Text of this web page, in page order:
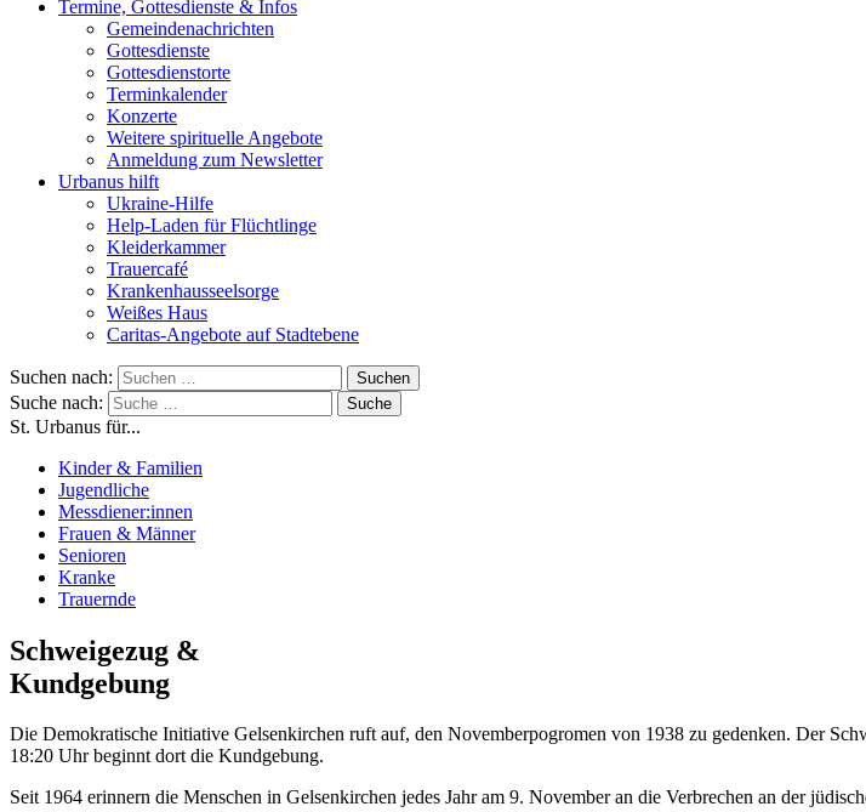
Termine, Gottesdienste & Infos
Gemeindenachrichten
Gottesdienste
Gottesdienstorte
Terminkalender
Konzerte
Weitere spirituelle Angebote
Anmeldung zum Newsletter
Urbanus hilft
Ukraine-Hilfe
Help-Laden für Flüchtlinge
Kleiderkammer
Trauercafé
Krankenhausseelsorge
Weißes Haus
Caritas-Angebote auf Stadtebene
Suchen nach:
Suche nach:
St. Urbanus für...
Kinder & Familien
Jugendliche
Messdiener:innen
Frauen & Männer
Senioren
Kranke
Trauernde
Schweigezug &
Kundgebung
Die Demokratische Initiative Gelsenkirchen ruft auf, den Novemberpogromen von 1938 zu gedenken. Der
18:20 Uhr beginnt dort die Kundgebung.
Seit 1964 erinnern die Menschen in Gelsenkirchen jedes Jahr am 9. November an die Verbrechen an der